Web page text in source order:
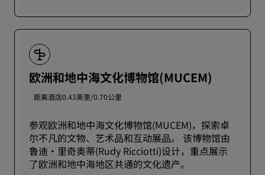
欧洲和地中海文化博物馆(MUCEM)
距离酒店0.43英里/0.70公里
参观欧洲和地中海文化博物馆(MUCEM)，探索卓
尔不凡的文物、艺术品和互动展品。 该博物馆由
鲁迪·里奇奥蒂(Rudy Ricciotti)设计，重点展示
了欧洲和地中海地区共通的文化遗产。